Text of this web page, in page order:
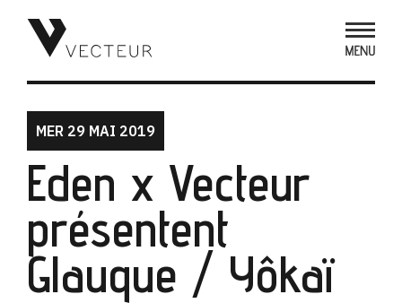
MER 29 MAI 2019
Eden x Vecteur
présentent
Glauque / Yôkaï